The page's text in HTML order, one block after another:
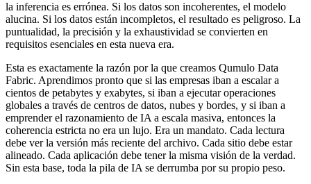
la inferencia es errónea. Si los datos son incoherentes, el modelo
alucina. Si los datos están incompletos, el resultado es peligroso. La
puntualidad, la precisión y la exhaustividad se convierten en
requisitos esenciales en esta nueva era.
Esta es exactamente la razón por la que creamos Qumulo Data
Fabric. Aprendimos pronto que si las empresas iban a escalar a
cientos de petabytes y exabytes, si iban a ejecutar operaciones
globales a través de centros de datos, nubes y bordes, y si iban a
emprender el razonamiento de IA a escala masiva, entonces la
coherencia estricta no era un lujo. Era un mandato. Cada lectura
debe ver la versión más reciente del archivo. Cada sitio debe estar
alineado. Cada aplicación debe tener la misma visión de la verdad.
Sin esta base, toda la pila de IA se derrumba por su propio peso.